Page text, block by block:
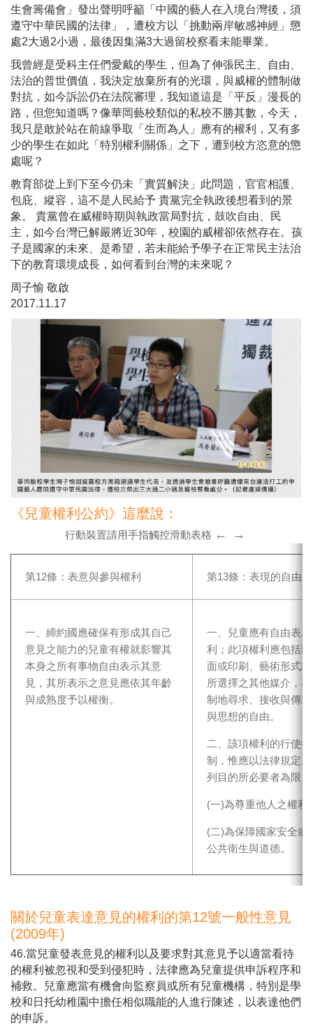
生會籌備會」發出聲明呼籲「中國的藝人在入境台灣後，須
遵守中華民國的法律」，遭校方以「挑動兩岸敏感神經」懲
處2大過2小過，最後因集滿3大過留校察看未能畢業。
我曾經是受科主任們愛戴的學生，但為了伸張民主、自由、
法治的普世價值，我決定放棄所有的光環，與威權的體制做
對抗，如今訴訟仍在法院審理，我知道這是「平反」漫長的
路，但您知道嗎？像華岡藝校類似的私校不勝其數，今天，
我只是敢於站在前線爭取「生而為人」應有的權利，又有多
少的學生在如此「特別權利關係」之下，遭到校方恣意的懲
處呢？
教育部從上到下至今仍未「實質解決」此問題，官官相護、
包庇、縱容，這不是人民給予 貴黨完全執政後想看到的景
象。 貴黨曾在威權時期與執政當局對抗，鼓吹自由、民
主，如今台灣已解嚴將近30年，校園的威權卻依然存在。孩
子是國家的未來、是希望，若未能給予學子在正常民主法治
下的教育環境成長，如何看到台灣的未來呢？
周子愉 敬啟
2017.11.17
《兒童權利公約》這麼說：
行動裝置請用手指觸控滑動表格 ← →
第12條：表意與參與權利 第13條：表現的自由
一、締約國應確保有形成其自己
意見之能力的兒童有權就影響其
本身之所有事物自由表示其意
見，其所表示之意見應依其年齡
與成熟度予以權衡。
一、兒童應有自由表
利；此項權利應包括
面或印刷、藝術形式
所選擇之其他媒介，
制地尋求、接收與傳
與思想的自由。
二、該項權利的行使
制，惟應以法律規定
列目的所必要者為限：
(一)為尊重他人之權利
(二)為保障國家安全或
公共衛生與道德。
關於兒童表達意見的權利的第12號一般性意見
(2009年)
46.當兒童發表意見的權利以及要求對其意見予以適當看待
的權利被忽視和受到侵犯時，法律應為兒童提供申訴程序和
補救。兒童應當有機會向監察員或所有兒童機構，特別是學
校和日托幼稚園中擔任相似職能的人進行陳述，以表達他們
的申訴。